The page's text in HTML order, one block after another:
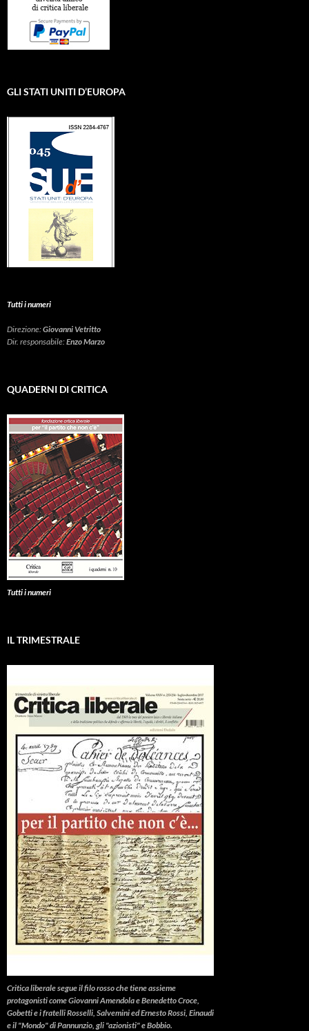
GLI STATI UNITI D’EUROPA
Tutti i numeri
Direzione:Giovanni Vetritto
Dir. responsabile:Enzo Marzo
QUADERNI DI CRITICA
Tutti i numeri
IL TRIMESTRALE
Critica liberalesegue il filo rosso che tiene assieme
protagonisti come Giovanni Amendola e Benedetto Croce,
Gobetti e i fratelli Rosselli, Salvemini ed Ernesto Rossi, Einaudi
e il "Mondo" di Pannunzio, gli "azionisti" e Bobbio.